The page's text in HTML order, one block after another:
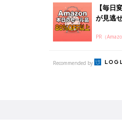
【毎日
が見逃
PR（
Recommended by